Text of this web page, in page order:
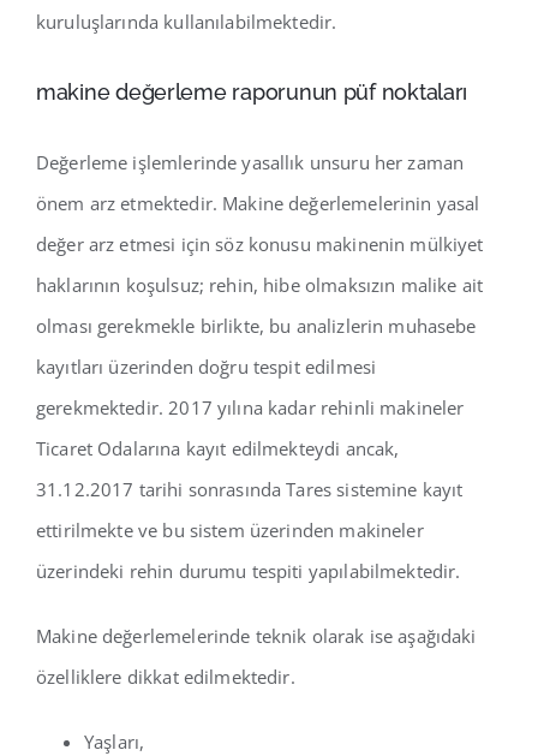
kuruluşlarında kullanılabilmektedir.
makine değerleme raporunun püf noktaları
Değerleme işlemlerinde yasallık unsuru her zaman
önem arz etmektedir. Makine değerlemelerinin yasal
değer arz etmesi için söz konusu makinenin mülkiyet
haklarının koşulsuz; rehin, hibe olmaksızın malike ait
olması gerekmekle birlikte, bu analizlerin muhasebe
kayıtları üzerinden doğru tespit edilmesi
gerekmektedir. 2017 yılına kadar rehinli makineler
Ticaret Odalarına kayıt edilmekteydi ancak,
31.12.2017 tarihi sonrasında Tares sistemine kayıt
ettirilmekte ve bu sistem üzerinden makineler
üzerindeki rehin durumu tespiti yapılabilmektedir.
Makine değerlemelerinde teknik olarak ise aşağıdaki
özelliklere dikkat edilmektedir.
Yaşları,